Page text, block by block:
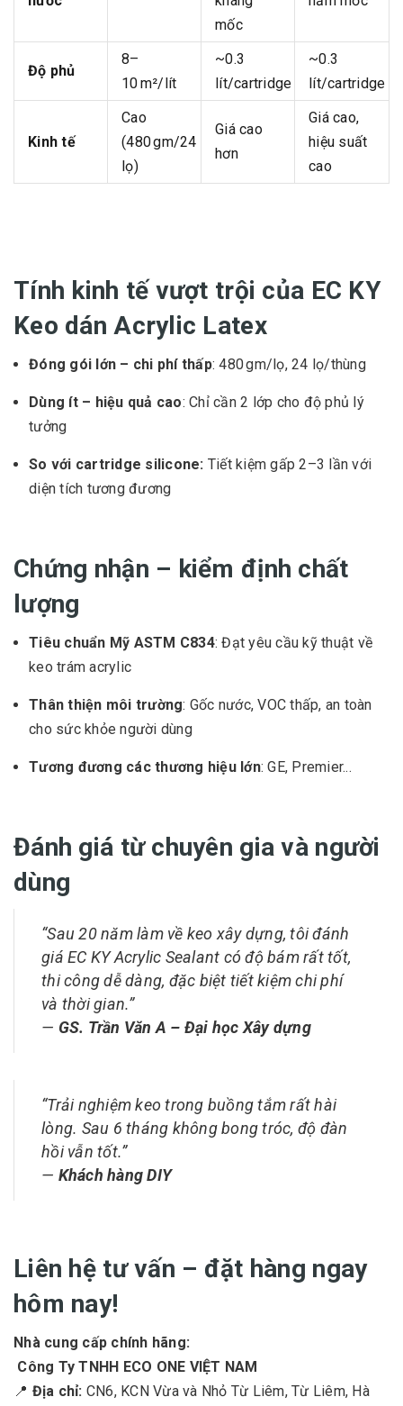
mốc
Độ phủ
8–
10 m²/lít
~0.3
lít/cartridge
~0.3
lít/cartridge
Kinh tế
Cao
(480 gm/24
lọ)
Giá cao
hơn
Giá cao,
hiệu suất
cao
Tính kinh tế vượt trội của EC KY
Keo dán Acrylic Latex
Đóng gói lớn – chi phí thấp: 480 gm/lọ, 24 lọ/thùng
Dùng ít – hiệu quả cao: Chỉ cần 2 lớp cho độ phủ lý
tưởng
So với cartridge silicone: Tiết kiệm gấp 2–3 lần với
diện tích tương đương
Chứng nhận – kiểm định chất
lượng
Tiêu chuẩn Mỹ ASTM C834: Đạt yêu cầu kỹ thuật về
keo trám acrylic
Thân thiện môi trường: Gốc nước, VOC thấp, an toàn
cho sức khỏe người dùng
Tương đương các thương hiệu lớn: GE, Premier...
Đánh giá từ chuyên gia và người
dùng
“Sau 20 năm làm về keo xây dựng, tôi đánh
giá EC KY Acrylic Sealant có độ bám rất tốt,
thi công dễ dàng, đặc biệt tiết kiệm chi phí
và thời gian.”
— GS. Trần Văn A – Đại học Xây dựng
“Trải nghiệm keo trong buồng tắm rất hài
lòng. Sau 6 tháng không bong tróc, độ đàn
hồi vẫn tốt.”
— Khách hàng DIY
Liên hệ tư vấn – đặt hàng ngay
hôm nay!
Nhà cung cấp chính hãng:
Công Ty TNHH ECO ONE VIỆT NAM
📍 Địa chỉ: CN6, KCN Vừa và Nhỏ Từ Liêm, Từ Liêm, Hà